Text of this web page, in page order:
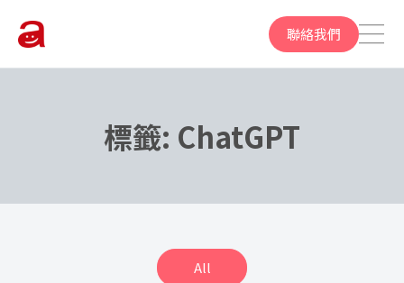
聯絡我們
標籤: ChatGPT
All